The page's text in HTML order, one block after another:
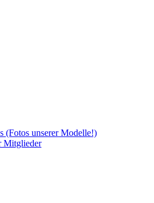
(Fotos unserer Modelle!)
Mitglieder